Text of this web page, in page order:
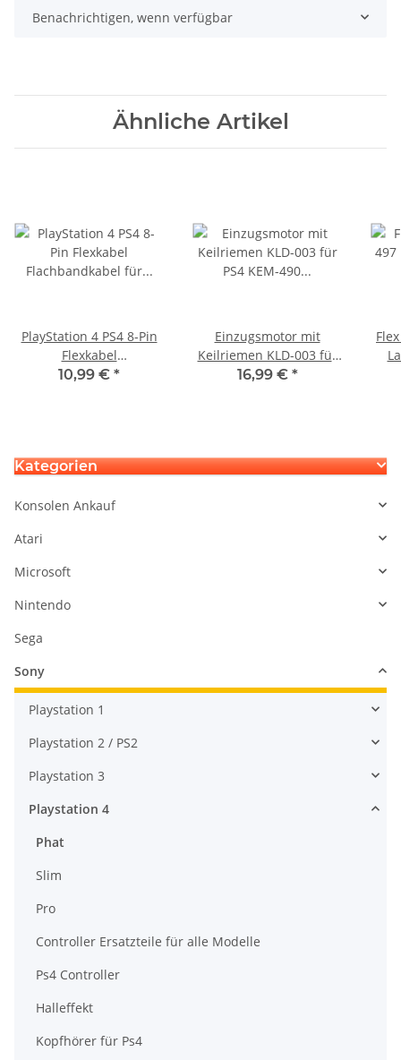
Benachrichtigen, wenn verfügbar
Ähnliche Artikel
PlayStation 4 PS4 8-Pin
Flexkabel
Flachbandkabel für
10,99 € *
Einzugsmotor mit
Keilriemen KLD-003 für
PS4 KEM-490
16,99 € *
Kategorien
Konsolen Ankauf
Atari
Microsoft
Nintendo
Sega
Sony
Playstation 1
Playstation 2 / PS2
Playstation 3
Playstation 4
Phat
Slim
Pro
Controller Ersatzteile für alle Modelle
Ps4 Controller
Halleffekt
Kopfhörer für Ps4